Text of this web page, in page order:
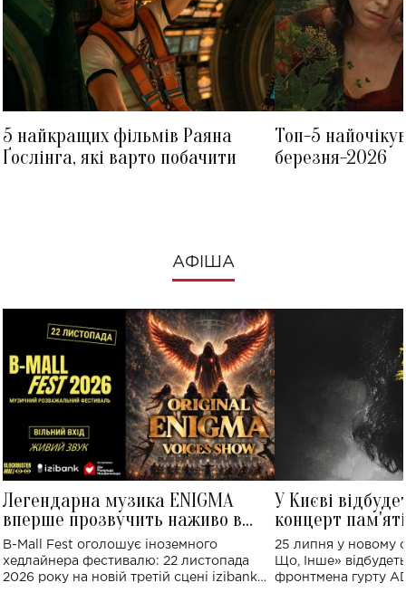
5 найкращих фільмів Раяна
Ґослінга, які варто побачити
Топ-5
березня-2026
АФІША
Легендарна музика ENIGMA
вперше прозвучить наживо в
Україні: де відбудеться концерт
B-Mall Fest оголошує іноземного
хедлайнера фестивалю: 22 листопада
2026 року на новій третій сцені izibank
У Києві
концерт
Клименка:
виконають
25 липня у новому
Що, Інше»
фронтмена гурту